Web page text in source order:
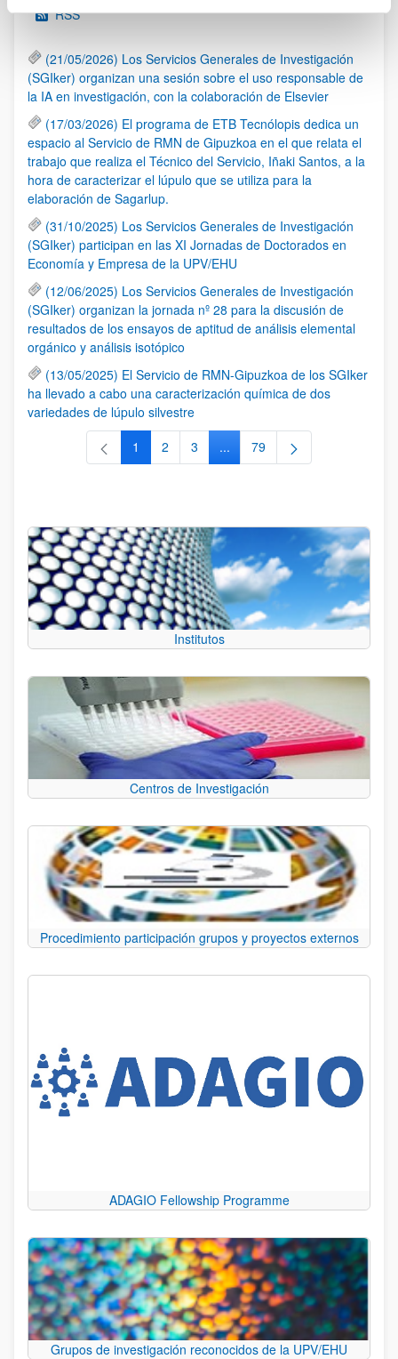
RSS
(21/05/2026) Los Servicios Generales de Investigación
(SGIker) organizan una sesión sobre el uso responsable de
la IA en investigación, con la colaboración de Elsevier
(17/03/2026) El programa de ETB Tecnólopis dedica un
espacio al Servicio de RMN de Gipuzkoa en el que relata el
trabajo que realiza el Técnico del Servicio, Iñaki Santos, a la
hora de caracterizar el lúpulo que se utiliza para la
elaboración de Sagarlup.
(31/10/2025) Los Servicios Generales de Investigación
(SGIker) participan en las XI Jornadas de Doctorados en
Economía y Empresa de la UPV/EHU
(12/06/2025) Los Servicios Generales de Investigación
(SGIker) organizan la jornada nº 28 para la discusión de
resultados de los ensayos de aptitud de análisis elemental
orgánico y análisis isotópico
(13/05/2025) El Servicio de RMN-Gipuzkoa de los SGIker
ha llevado a cabo una caracterización química de dos
variedades de lúpulo silvestre
Página
1 Página
2 Página
3 ...Páginas intermedias Use TAB
Página
79
Institutos
Centros de Investigación
Procedimiento participación grupos y proyectos externos
ADAGIO Fellowship Programme
Grupos de investigación reconocidos de la UPV/EHU